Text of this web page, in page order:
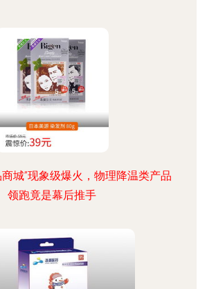
城”现象级爆火，物理降温类产品
领跑竟是幕后推手